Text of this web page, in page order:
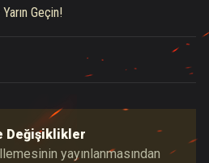
Geçin!
Değişiklikler
yayınlanmasından